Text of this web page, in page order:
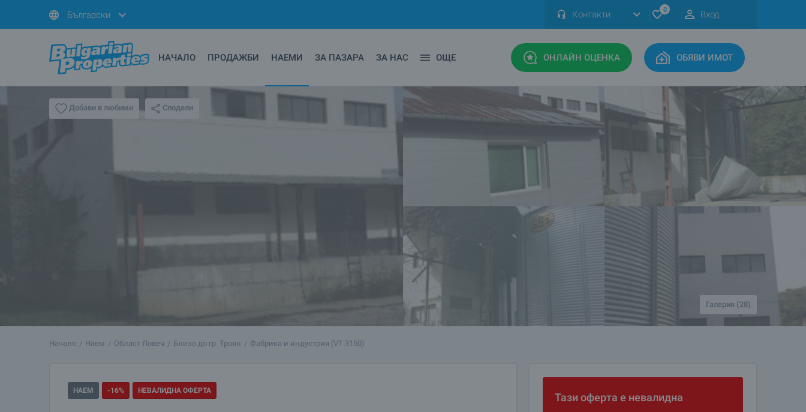
Български Контакти 0 Вход
НАЧАЛО ПРОДАЖБИ НАЕМИ ЗА ПАЗАРА ЗА НАС ОЩЕ ОНЛАЙН ОЦЕНКА ОБЯВИ ИМОТ
Добави в любими Сподели
Галерия (28)
Начало Наем Област Ловеч Близо до гр. Троян Фабрика и индустрия (VT 3150)
НАЕМ -16% НЕВАЛИДНА ОФЕРТА
Тази оферта е невалидна